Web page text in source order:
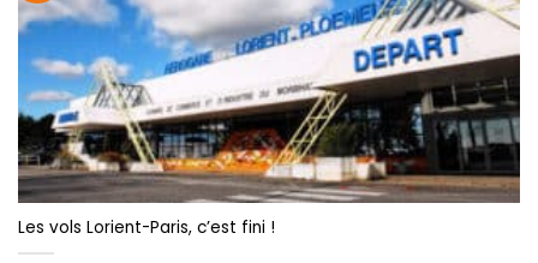
Les vols Lorient-Paris, c’est fini !